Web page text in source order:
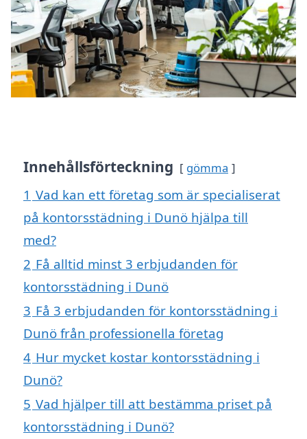
Innehållsförteckning gömma
1 Vad kan ett företag som är specialiserat
på kontorsstädning i Dunö hjälpa till
med?
2 Få alltid minst 3 erbjudanden för
kontorsstädning i Dunö
3 Få 3 erbjudanden för kontorsstädning i
Dunö från professionella företag
4 Hur mycket kostar kontorsstädning i
Dunö?
5 Vad hjälper till att bestämma priset på
kontorsstädning i Dunö?